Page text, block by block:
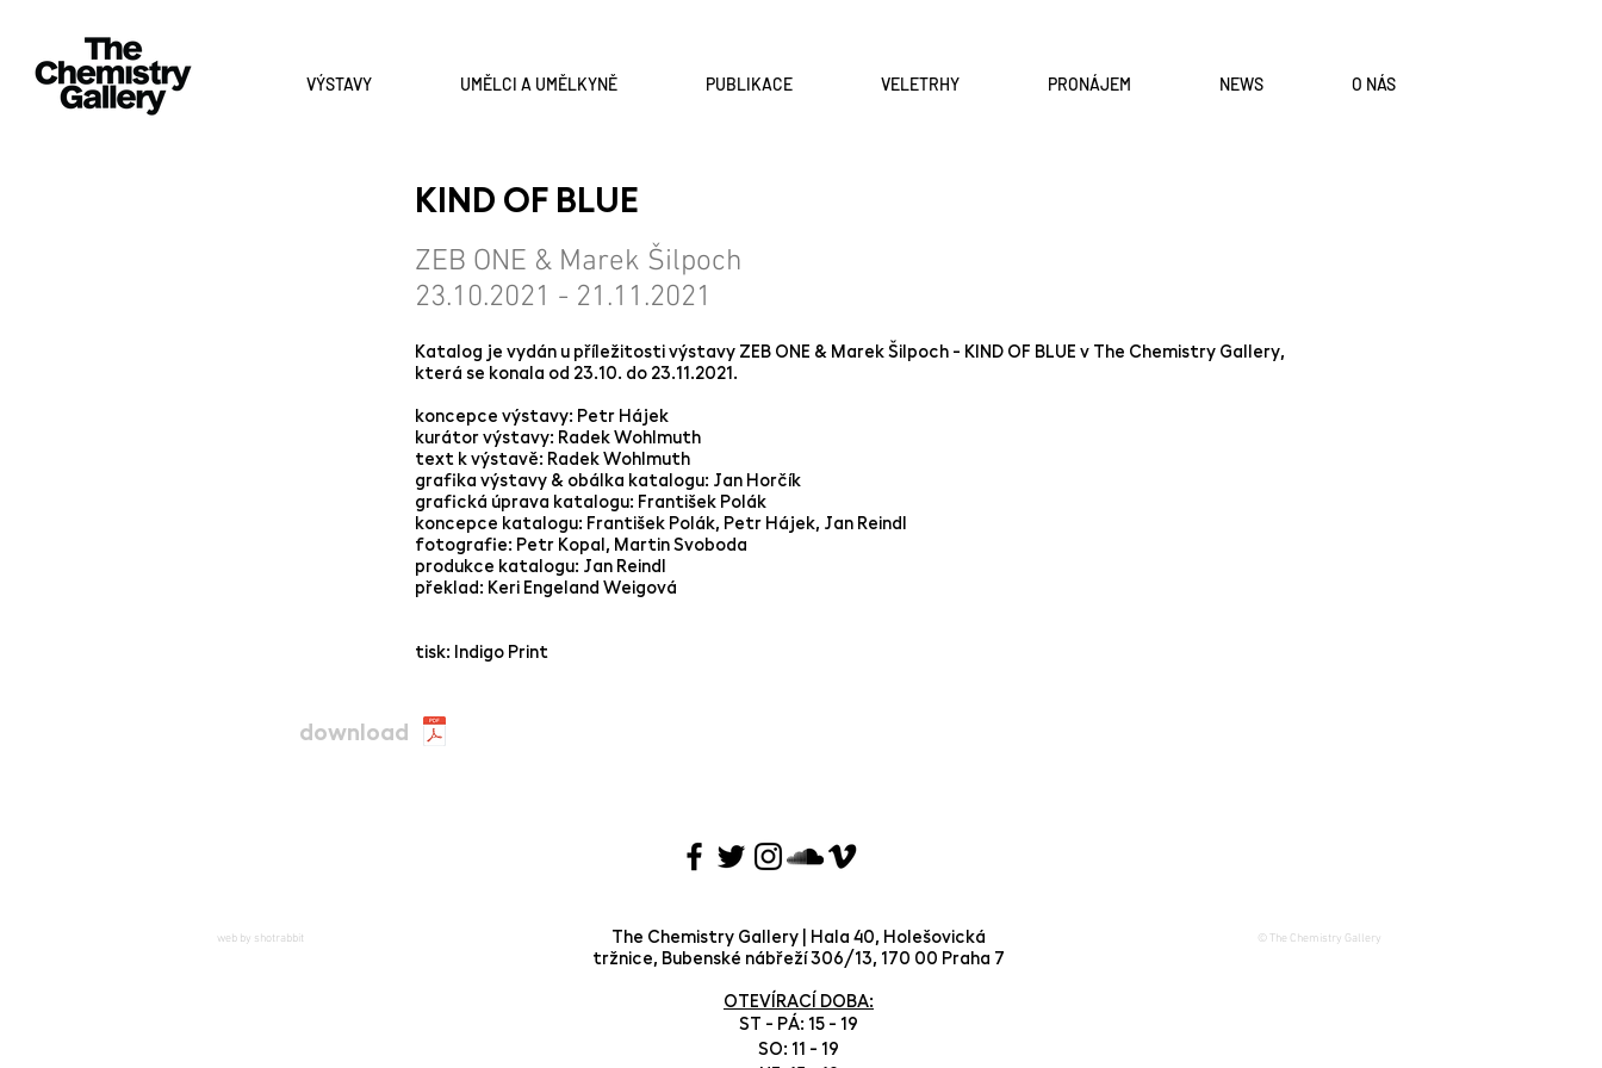
VÝSTAVY UMĚLCI A UMĚLKYNĚ PUBLIKACE VELETRHY PRONÁJEM NEWS O NÁS
KIND OF BLUE
ZEB ONE & Marek Šilpoch
23.10.2021 - 21.11.2021
Katalog je vydán u příležitosti výstavy ZEB ONE & Marek Šilpoch - KIND OF BLUE v The Chemistry Gallery,
která se konala od 23.10. do 23.11.2021.
koncepce výstavy: Petr Hájek
kurátor výstavy: Radek Wohlmuth
text k výstavě: Radek Wohlmuth
grafika výstavy & obálka katalogu: Jan Horčík
grafická úprava katalogu: František Polák
koncepce katalogu: František Polák, Petr Hájek, Jan Reindl
fotografie: Petr Kopal, Martin Svoboda
produkce katalogu: Jan Reindl
překlad: Keri Engeland Weigová
tisk: Indigo Print
download
web by shotrabbit
The Chemistry Gallery | Hala 40, Holešovická
tržnice, Bubenské nábřeží 306/13, 170 00 Praha 7
OTEVÍRACÍ DOBA:
ST - PÁ: 15 - 19
SO: 11 - 19
© The Chemistry Gallery